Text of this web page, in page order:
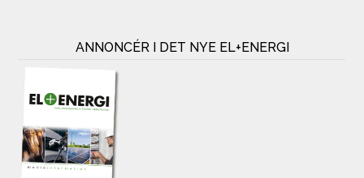
ANNONCÉR I DET NYE EL+ENERGI